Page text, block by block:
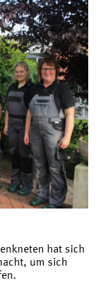
hat sich
um sich